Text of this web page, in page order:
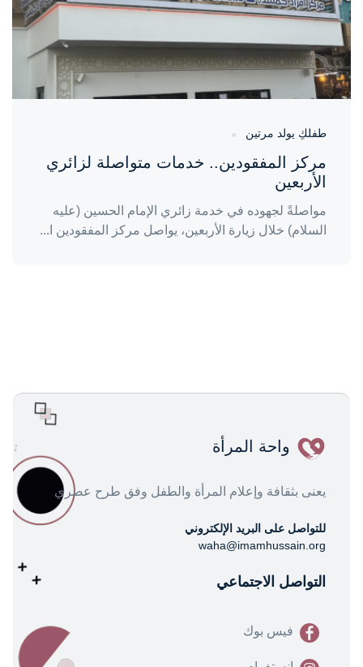
طفلكِ يولد مرتين
مركز المفقودين.. خدمات متواصلة لزائري
الأربعين
مواصلةً لجهوده في خدمة زائري الإمام الحسين (عليه
السلام) خلال زيارة الأربعين، يواصل مركز المفقودين ا...
واحة المرأة
يعنى بثقافة وإعلام المرأة والطفل وفق طرح عصري
للتواصل على البريد الإلكتروني
waha@imamhussain.org
التواصل الاجتماعي
فيس بوك